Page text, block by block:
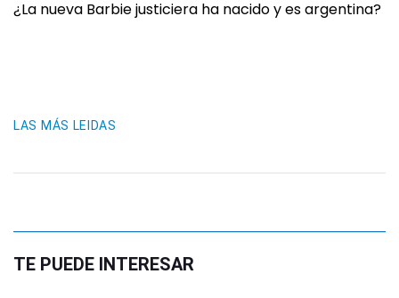
¿La nueva Barbie justiciera ha nacido y es argentina?
LAS MÁS LEIDAS
TE PUEDE INTERESAR